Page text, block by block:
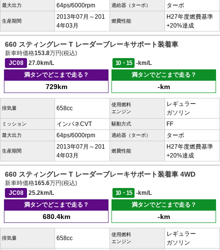
最大出力 64ps/6000rpm 過給器（ターボ） ターボ
生産期間
2013年07月～201
4年03月
燃費性能
H27年度燃費基準
+20%達成
660 スティングレー T レーダーブレーキサポート装着車
新車時価格153.8万円(税込)
JC08
27.0km/L 10・15
-km/L
満タンでどこまで走る？
729km
満タンでどこまで走る？
-km
排気量 658cc
使用燃料
エンジン
レギュラー
ガソリン
ミッション インパネCVT 駆動方式 FF
最大出力 64ps/6000rpm 過給器（ターボ） ターボ
生産期間
2013年07月～201
4年03月
燃費性能
H27年度燃費基準
+20%達成
660 スティングレー T レーダーブレーキサポート装着車 4WD
新車時価格165.6万円(税込)
JC08
25.2km/L 10・15
-km/L
満タンでどこまで走る？
680.4km
満タンでどこまで走る？
-km
排気量 658cc
使用燃料
エンジン
レギュラー
ガソリン